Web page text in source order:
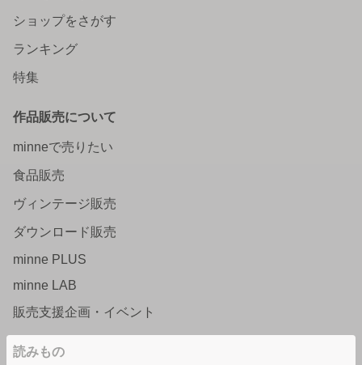
ショップをさがす
ランキング
特集
作品販売について
minneで売りたい
食品販売
ヴィンテージ販売
ダウンロード販売
minne PLUS
minne LAB
販売支援企画・イベント
読みもの